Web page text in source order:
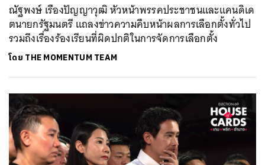
ณัฐพงษ์ เรืองปัญญาวุฒิ หัวหน้าพรรคประชาชนและแคนดิเด
ตนายกรัฐมนตรี แถลงข่าวความคืบหน้าผลการเลือกตั้งทั่วไป
รวมถึงเรื่องร้องเรียนที่ผิดปกติในการจัดการเลือกตั้ง
โดย THE MOMENTUM TEAM